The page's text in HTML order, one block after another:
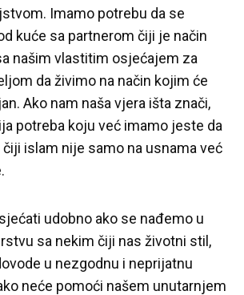
Imamo potrebu da se
kuće sa partnerom čiji je način
našim vlastitim osjećajem za
da živimo na način kojim će
Ako nam naša vjera išta znači,
potreba koju već imamo jeste da
islam nije samo na usnama već
udobno ako se nađemo u
sa nekim čiji nas životni stil,
u nezgodnu i neprijatnu
neće pomoći našem unutarnjem